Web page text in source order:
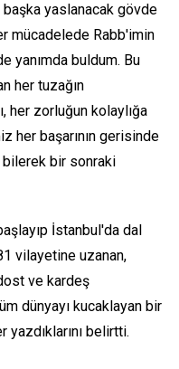
yaslanacak gövde
mücadelede Rabb'imin
yanımda buldum. Bu
her tuzağın
her zorluğun kolaylığa
her başarının gerisinde
bilerek bir sonraki
İstanbul'da dal
vilayetine uzanan,
ve kardeş
dünyayı kucaklayan bir
belirtti.